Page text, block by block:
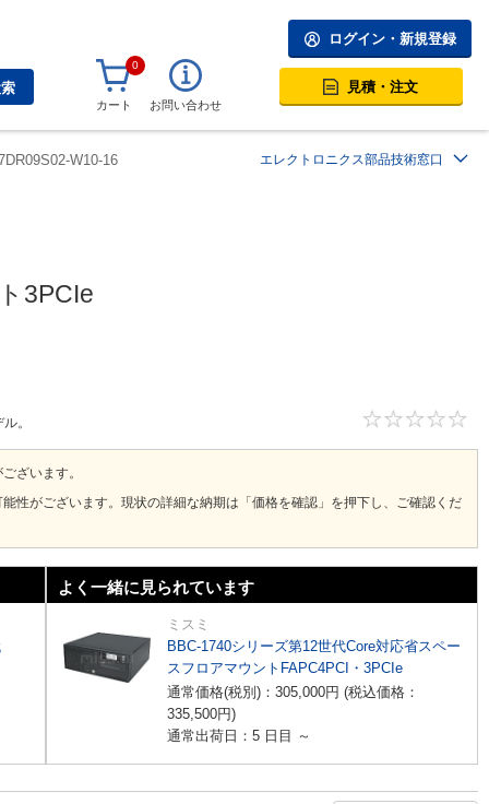
ログイン・新規登録
0
カート お問い合わせ
見積・注文
W10-16 エレクトロニクス部品技術窓口
3PCIe
。
ざいます。
性がございます。現状の詳細な納期は「価格を確認」を押下し、ご確認くだ
よく一緒に見られています
ミスミ
BBC-1740シリーズ第12世代Core対応省スペー
スフロアマウントFAPC4PCI・3PCIe
通常価格(税別)： 305,000円 (税込価格：
335,500円)
通常出荷日：5 日目 ～